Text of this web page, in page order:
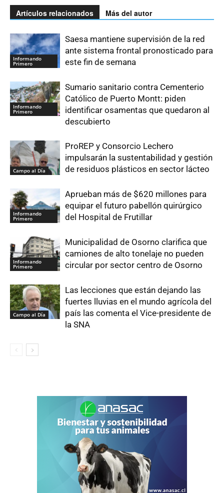
Artículos relacionados Más del autor
Informando
Primero
Saesa mantiene supervisión de la red
ante sistema frontal pronosticado para
este fin de semana
Informando
Primero
Sumario sanitario contra Cementerio
Católico de Puerto Montt: piden
identificar osamentas que quedaron al
descubierto
Campo al Día
ProREP y Consorcio Lechero
impulsarán la sustentabilidad y gestión
de residuos plásticos en sector lácteo
Informando
Primero
Aprueban más de $620 millones para
equipar el futuro pabellón quirúrgico
del Hospital de Frutillar
Informando
Primero
Municipalidad de Osorno clarifica que
camiones de alto tonelaje no pueden
circular por sector centro de Osorno
Campo al Día
Las lecciones que están dejando las
fuertes lluvias en el mundo agrícola del
país las comenta el Vice-presidente de
la SNA